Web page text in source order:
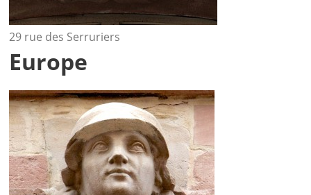
29 rue des Serruriers
Europe